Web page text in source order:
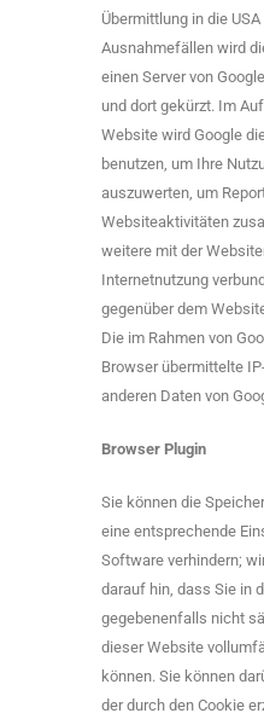
Übermittlung in die
Ausnahmefällen wird
einen Server von
und dort gekürzt. Im
Website wird Google
benutzen, um Ihre
auszuwerten, um
Websiteaktivitäten
weitere mit der
Internetnutzung
gegenüber dem
Die im Rahmen von
Browser übermittelte
anderen Daten von
Browser Plugin
Sie können die
eine entsprechende
Software verhindern;
darauf hin, dass Sie in
gegebenenfalls nicht
dieser Website
können. Sie können
der durch den Cookie